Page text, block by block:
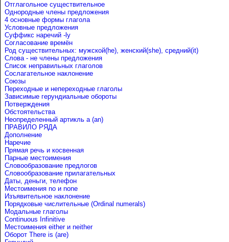
Отглагольное существительное
Однородные члены предложения
4 основные формы глагола
Условные предложения
Cуффикс наречий -ly
Согласование времён
Род существительных: мужской(he), женский(she), средний(it)
Слова - не члены предложения
Список неправильных глаголов
Сослагательное наклонение
Союзы
Переходные и непереходные глаголы
Зависимые герундиальные обороты
Потверждения
Обстоятельства
Неопределенный артикль a (an)
ПРАВИЛО РЯДА
Дополнение
Наречие
Прямая речь и косвенная
Парные местоимения
Словообразование предлогов
Словообразование прилагательных
Даты, деньги, телефон
Местоимения no и none
Изъявительное наклонение
Порядковые числительные (Ordinal numerals)
Модальные глаголы
Continuous Infinitive
Местоимения either и neither
Оборот There is (are)